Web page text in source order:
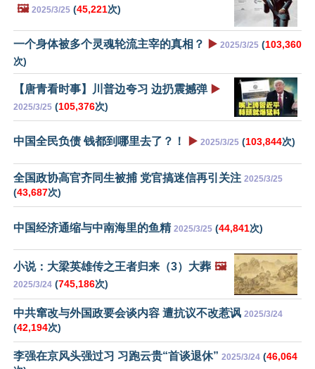
🖼️ 2025/3/25 (45,221次)
一个身体被多个灵魂轮流主宰的真相？ ▶️ 2025/3/25 (103,360
次)
【唐青看时事】川普边夸习 边扔震撼弹 ▶️
2025/3/25 (105,376次)
中国全民负债 钱都到哪里去了？！ ▶️ 2025/3/25 (103,844次)
全国政协高官齐同生被捕 党官搞迷信再引关注 2025/3/25
(43,687次)
中国经济通缩与中南海里的鱼精 2025/3/25 (44,841次)
小说：大梁英雄传之王者归来（3）大葬 🖼️
2025/3/24 (745,186次)
中共窜改与外国政要会谈内容 遭抗议不改惹讽 2025/3/24
(42,194次)
李强在京风头强过习 习跑云贵“首谈退休” 2025/3/24 (46,064